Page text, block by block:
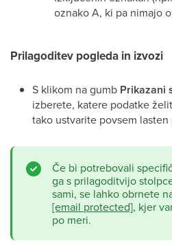
oznako A, ki pa nimajo
Prilagoditev pogleda in izvozi
S klikom na gumb Prikazani
izberete, katere podatke
tako ustvarite povsem
Če bi potrebovali
ga s prilagoditvijo
sami, se lahko obrnete
[email protected], kjer
po meri.